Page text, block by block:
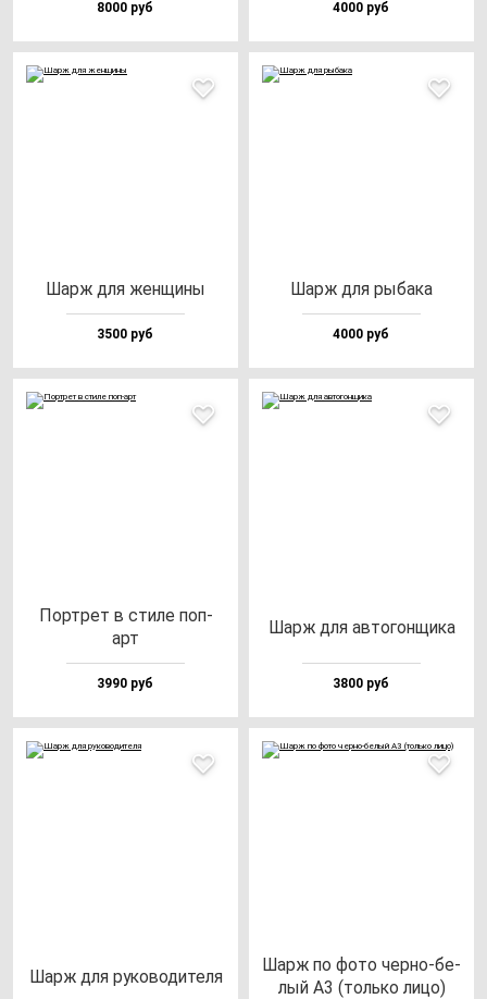
8000 руб 4000 руб
Шарж для жен­щи­ны
3500 руб
Шарж для ры­ба­ка
4000 руб
Пор­трет в сти­ле поп-
арт
3990 руб
Шарж для ав­то­гон­щи­ка
3800 руб
Шарж для ру­ко­во­ди­те­ля
Шарж по фо­то чер­но-бе­
лый А3 (толь­ко ли­цо)